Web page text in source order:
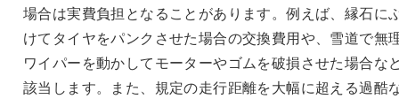
場合は実費負担となることがあります。例えば、縁石に
けてタイヤをパンクさせた場合の交換費用や、雪道で無
ワイパーを動かしてモーターやゴムを破損させた場合な
該当します。また、規定の走行距離を大幅に超える過酷